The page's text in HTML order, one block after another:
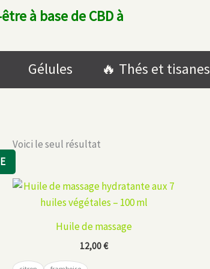
à base de CBD à
Gélules 🔥​ Thés et tisanes
Voici le seul résultat
Huile de massage
12,00€